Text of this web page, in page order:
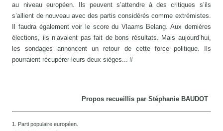
au niveau européen. Ils peuvent s’attendre à des critiques s’ils
s’allient de nouveau avec des partis considérés comme extrémistes.
Il faudra également voir le score du Vlaams Belang. Aux dernières
élections, ils n’avaient pas fait de bons résultats. Mais aujourd’hui,
les sondages annoncent un retour de cette force politique. Ils
pourraient récupérer leurs deux sièges... #
Propos recueillis par Stéphanie BAUDOT
1. Parti populaire européen.